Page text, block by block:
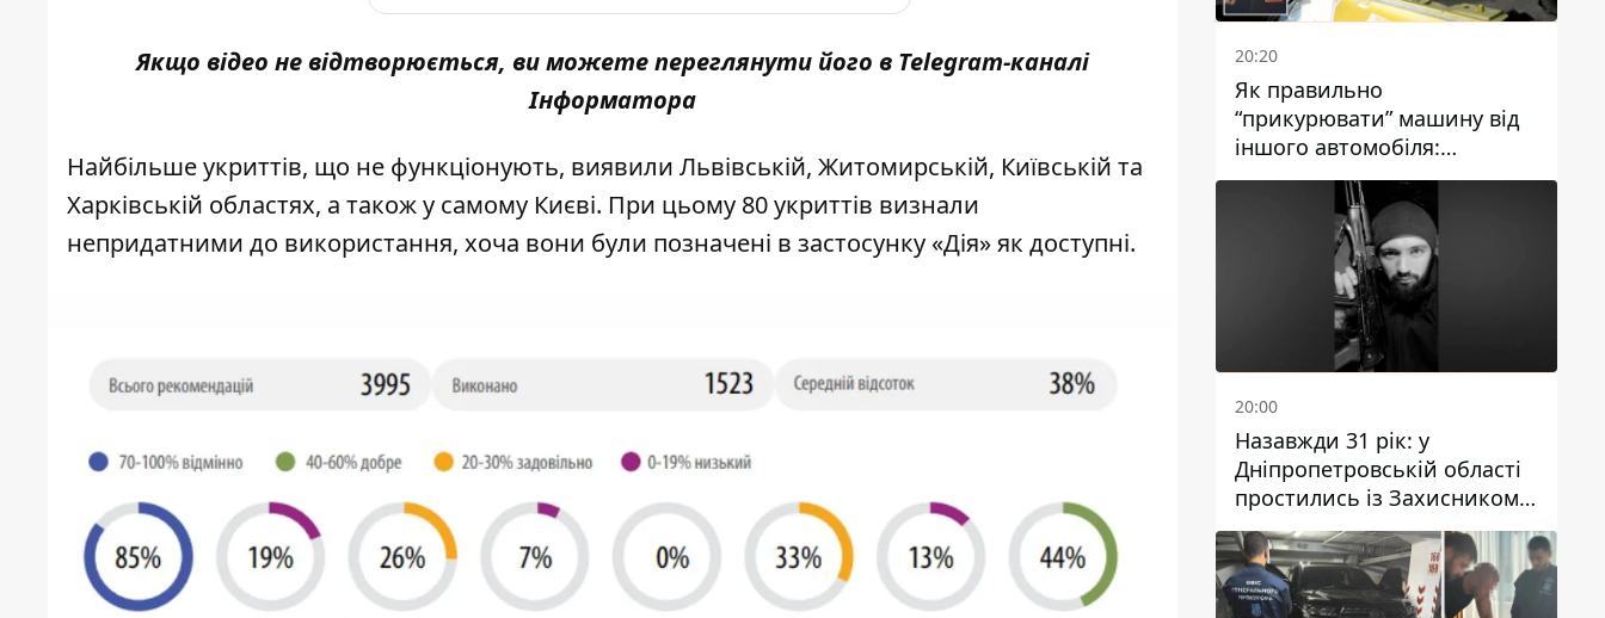
Якщо відео не відтворюється, ви можете переглянути його в Telegram-каналі
Інформатора
Найбільше укриттів, що не функціонують, виявили Львівській, Житомирській, Київській та
Харківській областях, а також у самому Києві. При цьому 80 укриттів визнали
непридатними до використання, хоча вони були позначені в застосунку «Дія» як доступні.
20:20
Як правильно
“прикурювати” машину від
іншого автомобіля:
інструкція для водіїв
20:00
Назавжди 31 рік: у
Дніпропетровській області
простились із Захисником
Олександром Рєпіним